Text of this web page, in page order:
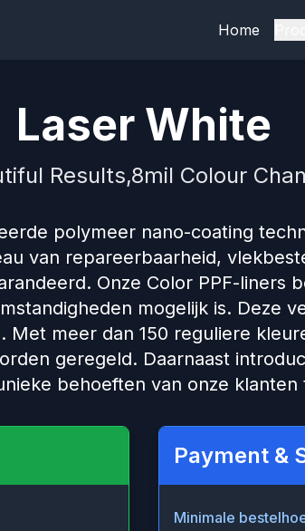
Home
Laser White
Results,8mil Colour
polymeer nano-coating
van repareerbaarheid,
Onze Color PPF-liners
mogelijk is. Deze
Met meer dan 150 reguliere
geregeld. Daarnaast
behoeften van onze klanten
Payment &
Minimale